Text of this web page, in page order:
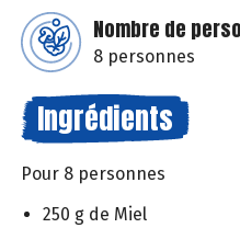
Nombre de
8 personnes
Ingrédients
Pour 8 personnes
250 g de Miel